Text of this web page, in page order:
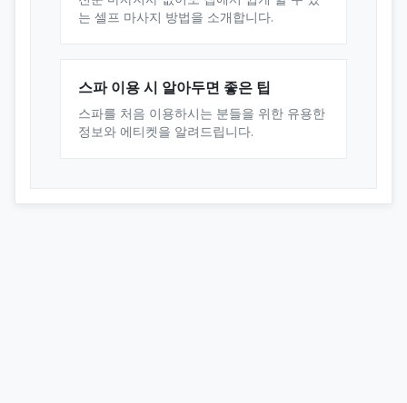
는 셀프 마사지 방법을 소개합니다.
스파 이용 시 알아두면 좋은 팁
스파를 처음 이용하시는 분들을 위한 유용한
정보와 에티켓을 알려드립니다.